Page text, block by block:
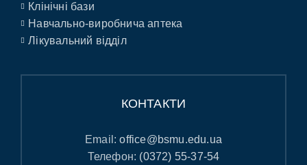
Клінічні бази
Навчально-виробнича аптека
Лікувальний відділ
КОНТАКТИ
Email:office@bsmu.edu.ua
Телефон: (0372) 55-37-54